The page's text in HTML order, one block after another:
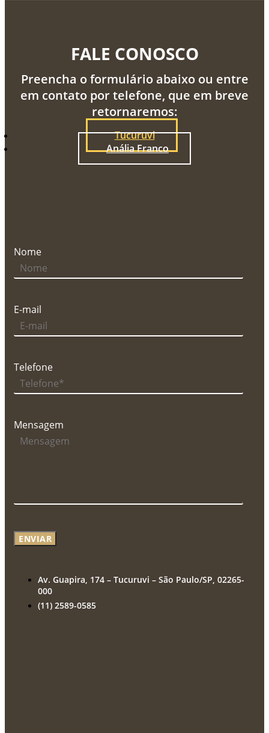
FALE CONOSCO
Preencha o formulário abaixo ou entre
em contato por telefone, que em breve
retornaremos:
Tucuruvi
Anália Franco
Nome
E-mail
Telefone
Mensagem
ENVIAR
Av. Guapira, 174 – Tucuruvi – São Paulo/SP, 02265-
000
(11) 2589-0585